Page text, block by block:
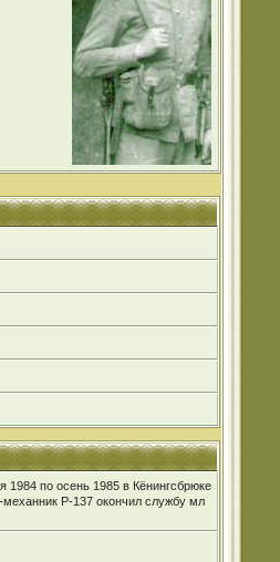
по осень 1985 в Кёнингсбрюке
Р-137 окончил службу мл